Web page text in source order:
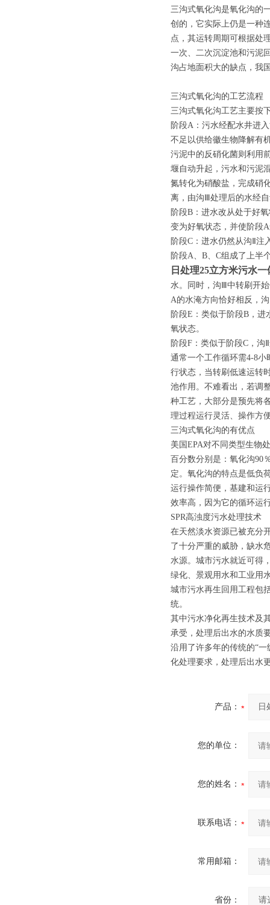
三沟式氧化沟是氧化沟的
创的，它实际上仍是一种
点，其运转周期可根据处
一次、二次沉淀池和污泥
沟占地面积大的缺点，我
三沟式氧化沟的工艺流程
三沟式氧化沟工艺主要按
阶段A：污水经配水井进
不足以供给徽生物降解有
污泥中的反硝化菌则利用
堰自动升起，污水和污泥
氮转化为硝酸盐，完成硝
离，由沟Ⅲ处理后的水经
阶段B：进水改从处于好
变为好氧状态，并使阶段
阶段C：迸水仍然从沟Ⅱ注
阶段A、B、C组成了上半
日处理25立方米污水
水。同时，沟Ⅲ中转刷开
A的水淹方向恰好相反，
阶段E：类似于阶段B，
氧状态。
阶段F：类似于阶段C，
通常一个工作循环需4-8
行状态，当转刷低速运转
池作用。不难看出，若调
种工艺，大部分是预先将
理过程运行灵活、操作方
三沟式氧化沟的有优点
美国EPA对不同类型生物
百分数分别是：氧化沟90
定。氧化沟的特点是低负
运行操作简便，基建和运
效率高，因为它的循环运
SPR高浊度污水处理技术
在天然淡水资源已被充分
了十分严重的威胁，缺水
水源。城市污水就近可得
绿化、景观用水和工业用
城市污水再生回用工程包
统。
其中污水净化再生技术及
承受，处理后出水的水质
沿用了许多年的传统的“
化处理要求，处理后出水
产品：
您的单位：
您的姓名：
联系电话：
常用邮箱：
省份：